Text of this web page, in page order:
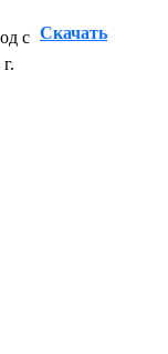
с Скачать